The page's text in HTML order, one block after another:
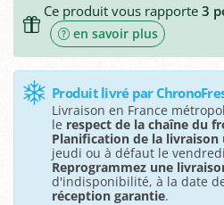
Ce produit vous rapporte 3
en savoir plus
Produit livré par
Livraison en France
le respect de la chaîne du
Planification de la livraison
jeudi ou à défaut le
Reprogrammez une
d'indisponibilité, à la date
réception garantie.